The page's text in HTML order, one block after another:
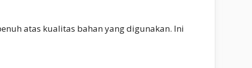
atas kualitas bahan yang digunakan. Ini